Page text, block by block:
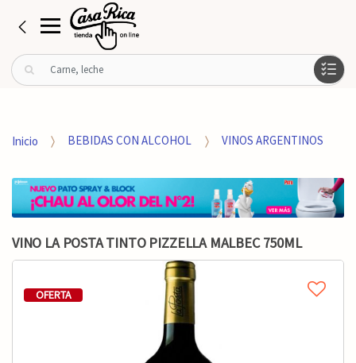
B
u
r
o
:
Inicio BEBIDAS CON ALCOHOL VINOS ARGENTINOS
VINO LA POSTA TINTO PIZZELLA MALBEC 750ML
OFERTA